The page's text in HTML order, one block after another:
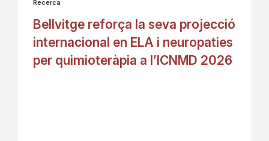
Recerca
Bellvitge reforça la seva projecció
internacional en ELA i neuropaties
per quimioteràpia a l’ICNMD 2026